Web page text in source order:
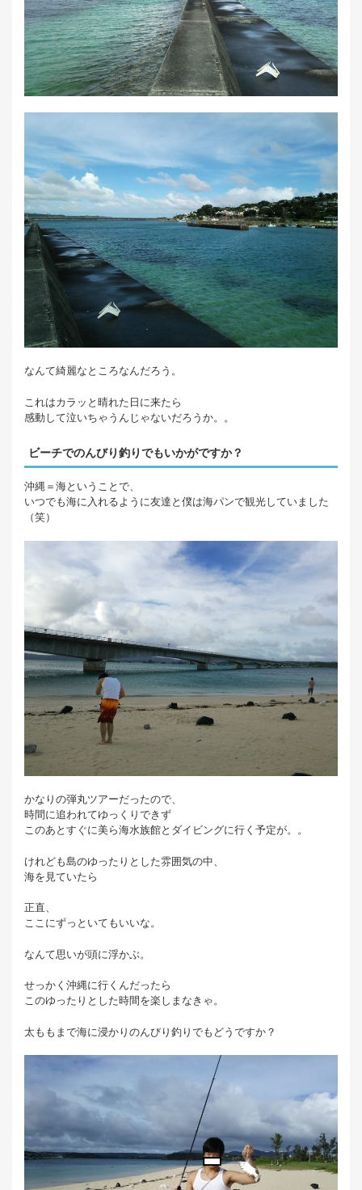
なんて綺麗なところなんだろう。
これはカラッと晴れた日に来たら
感動して泣いちゃうんじゃないだろうか。。
ビーチでのんびり釣りでもいかがですか？
沖縄＝海ということで、
いつでも海に入れるように友達と僕は海パンで観光していました
（笑）
かなりの弾丸ツアーだったので、
時間に追われてゆっくりできず
このあとすぐに美ら海水族館とダイビングに行く予定が。。
けれども島のゆったりとした雰囲気の中、
海を見ていたら
正直、
ここにずっといてもいいな。
なんて思いが頭に浮かぶ。
せっかく沖縄に行くんだったら
このゆったりとした時間を楽しまなきゃ。
太ももまで海に浸かりのんびり釣りでもどうですか？